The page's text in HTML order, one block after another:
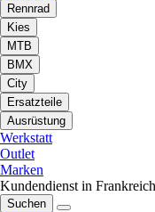
Rennrad
Kies
MTB
BMX
City
Ersatzteile
Ausrüstung
Werkstatt
Outlet
Marken
Kundendienst in Frankreich
Suchen